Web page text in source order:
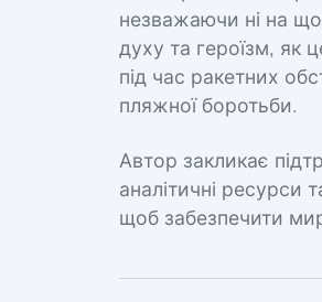
незважаючи ні на
духу та героїзм, як
під час ракетних
пляжної боротьби.
Автор закликає
аналітичні ресурси
щоб забезпечити